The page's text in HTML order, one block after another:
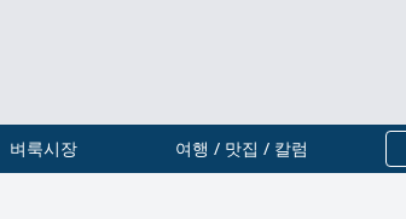
벼룩시장 여행 / 맛집 / 칼럼